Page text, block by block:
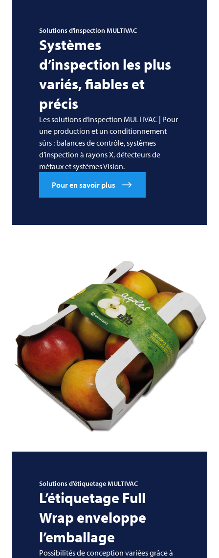
Solutions d’inspection MULTIVAC
Systèmes
d’inspection les plus
variés, fiables et
précis
Les solutions d’inspection MULTIVAC | Pour
une production et un conditionnement
sûrs : balances de contrôle, systèmes
d’inspection à rayons X, détecteurs de
métaux et systèmes Vision.
Pour en savoir plus
Solutions d’étiquetageMULTIVAC
L’étiquetage Full
Wrap enveloppe
l’emballage
Possibilités de conception variées grâce à